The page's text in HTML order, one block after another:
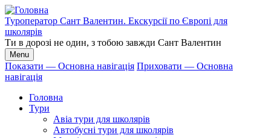
Перейти
до
основного
вмісту
Туроператор Сант Валентин. Екскурсії по Європі для
школярів
Ти в дорозі не один, з тобою завжди Сант Валентин
Menu
Основна
навігація
Показати — Основна навігація Приховати — Основна
навігація
Головна
Тури
Авіа тури для школярів
Автобусні тури для школярів